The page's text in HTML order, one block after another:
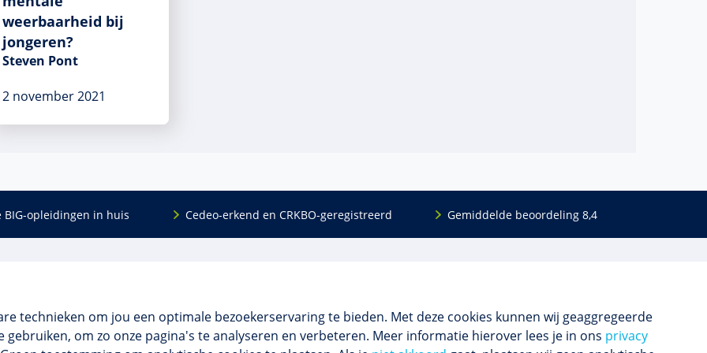
technieken om jou een optimale bezoekerservaring te bieden. Met deze cookies kunnen wij geaggregeerde
om zo onze pagina's te analyseren en verbeteren. Meer informatie hierover lees je in ons privacy
weerbaarheid bij
jongeren?
Steven Pont
2 november 2021
BIG-opleidingen in huis Cedeo-erkend en CRKBO-geregistreerd Gemiddelde beoordeling 8,4
incompany
Veelgestelde vragen
Contact
aanbod en ons laatste nieuws.